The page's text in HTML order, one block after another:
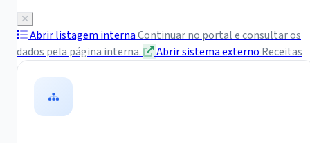
Abrir listagem internaContinuar no portal e consultar os
dados pela página interna.
Abrir sistema externoReceitas